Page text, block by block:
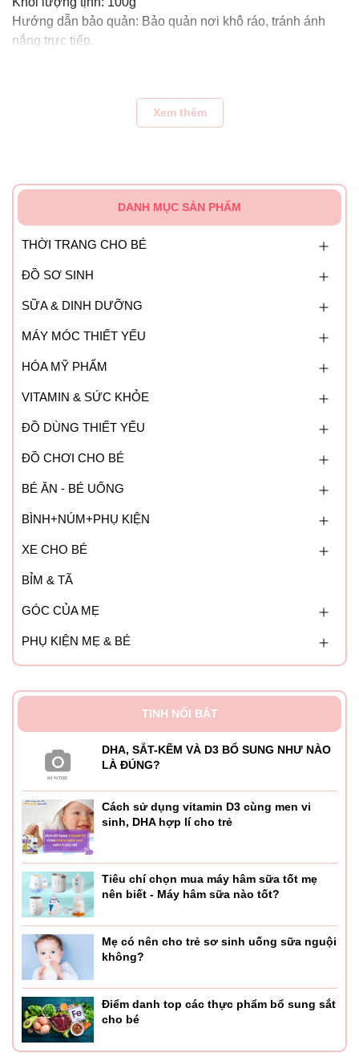
Hướng dẫn bảo quản: Bảo quản nơi khô ráo, tránh ánh
nắng trực tiếp.
Xem thêm
DANH MỤC SẢN PHẨM
THỜI TRANG CHO BÉ
ĐỒ SƠ SINH
SỮA & DINH DƯỠNG
MÁY MÓC THIẾT YẾU
HÓA MỸ PHẨM
VITAMIN & SỨC KHỎE
ĐỒ DÙNG THIẾT YẾU
ĐỒ CHƠI CHO BÉ
BÉ ĂN - BÉ UỐNG
BÌNH+NÚM+PHỤ KIỆN
XE CHO BÉ
BỈM & TÃ
GÓC CỦA MẸ
PHỤ KIỆN MẸ & BÉ
TINH NỔI BẬT
DHA, SẮT-KẼM VÀ D3 BỔ SUNG NHƯ NÀO
LÀ ĐÚNG?
Cách sử dụng vitamin D3 cùng men vi
sinh, DHA hợp lí cho trẻ
Tiêu chí chọn mua máy hâm sữa tốt mẹ
nên biết - Máy hâm sữa nào tốt?
Mẹ có nên cho trẻ sơ sinh uống sữa nguội
không?
Điểm danh top các thực phẩm bổ sung sắt
cho bé